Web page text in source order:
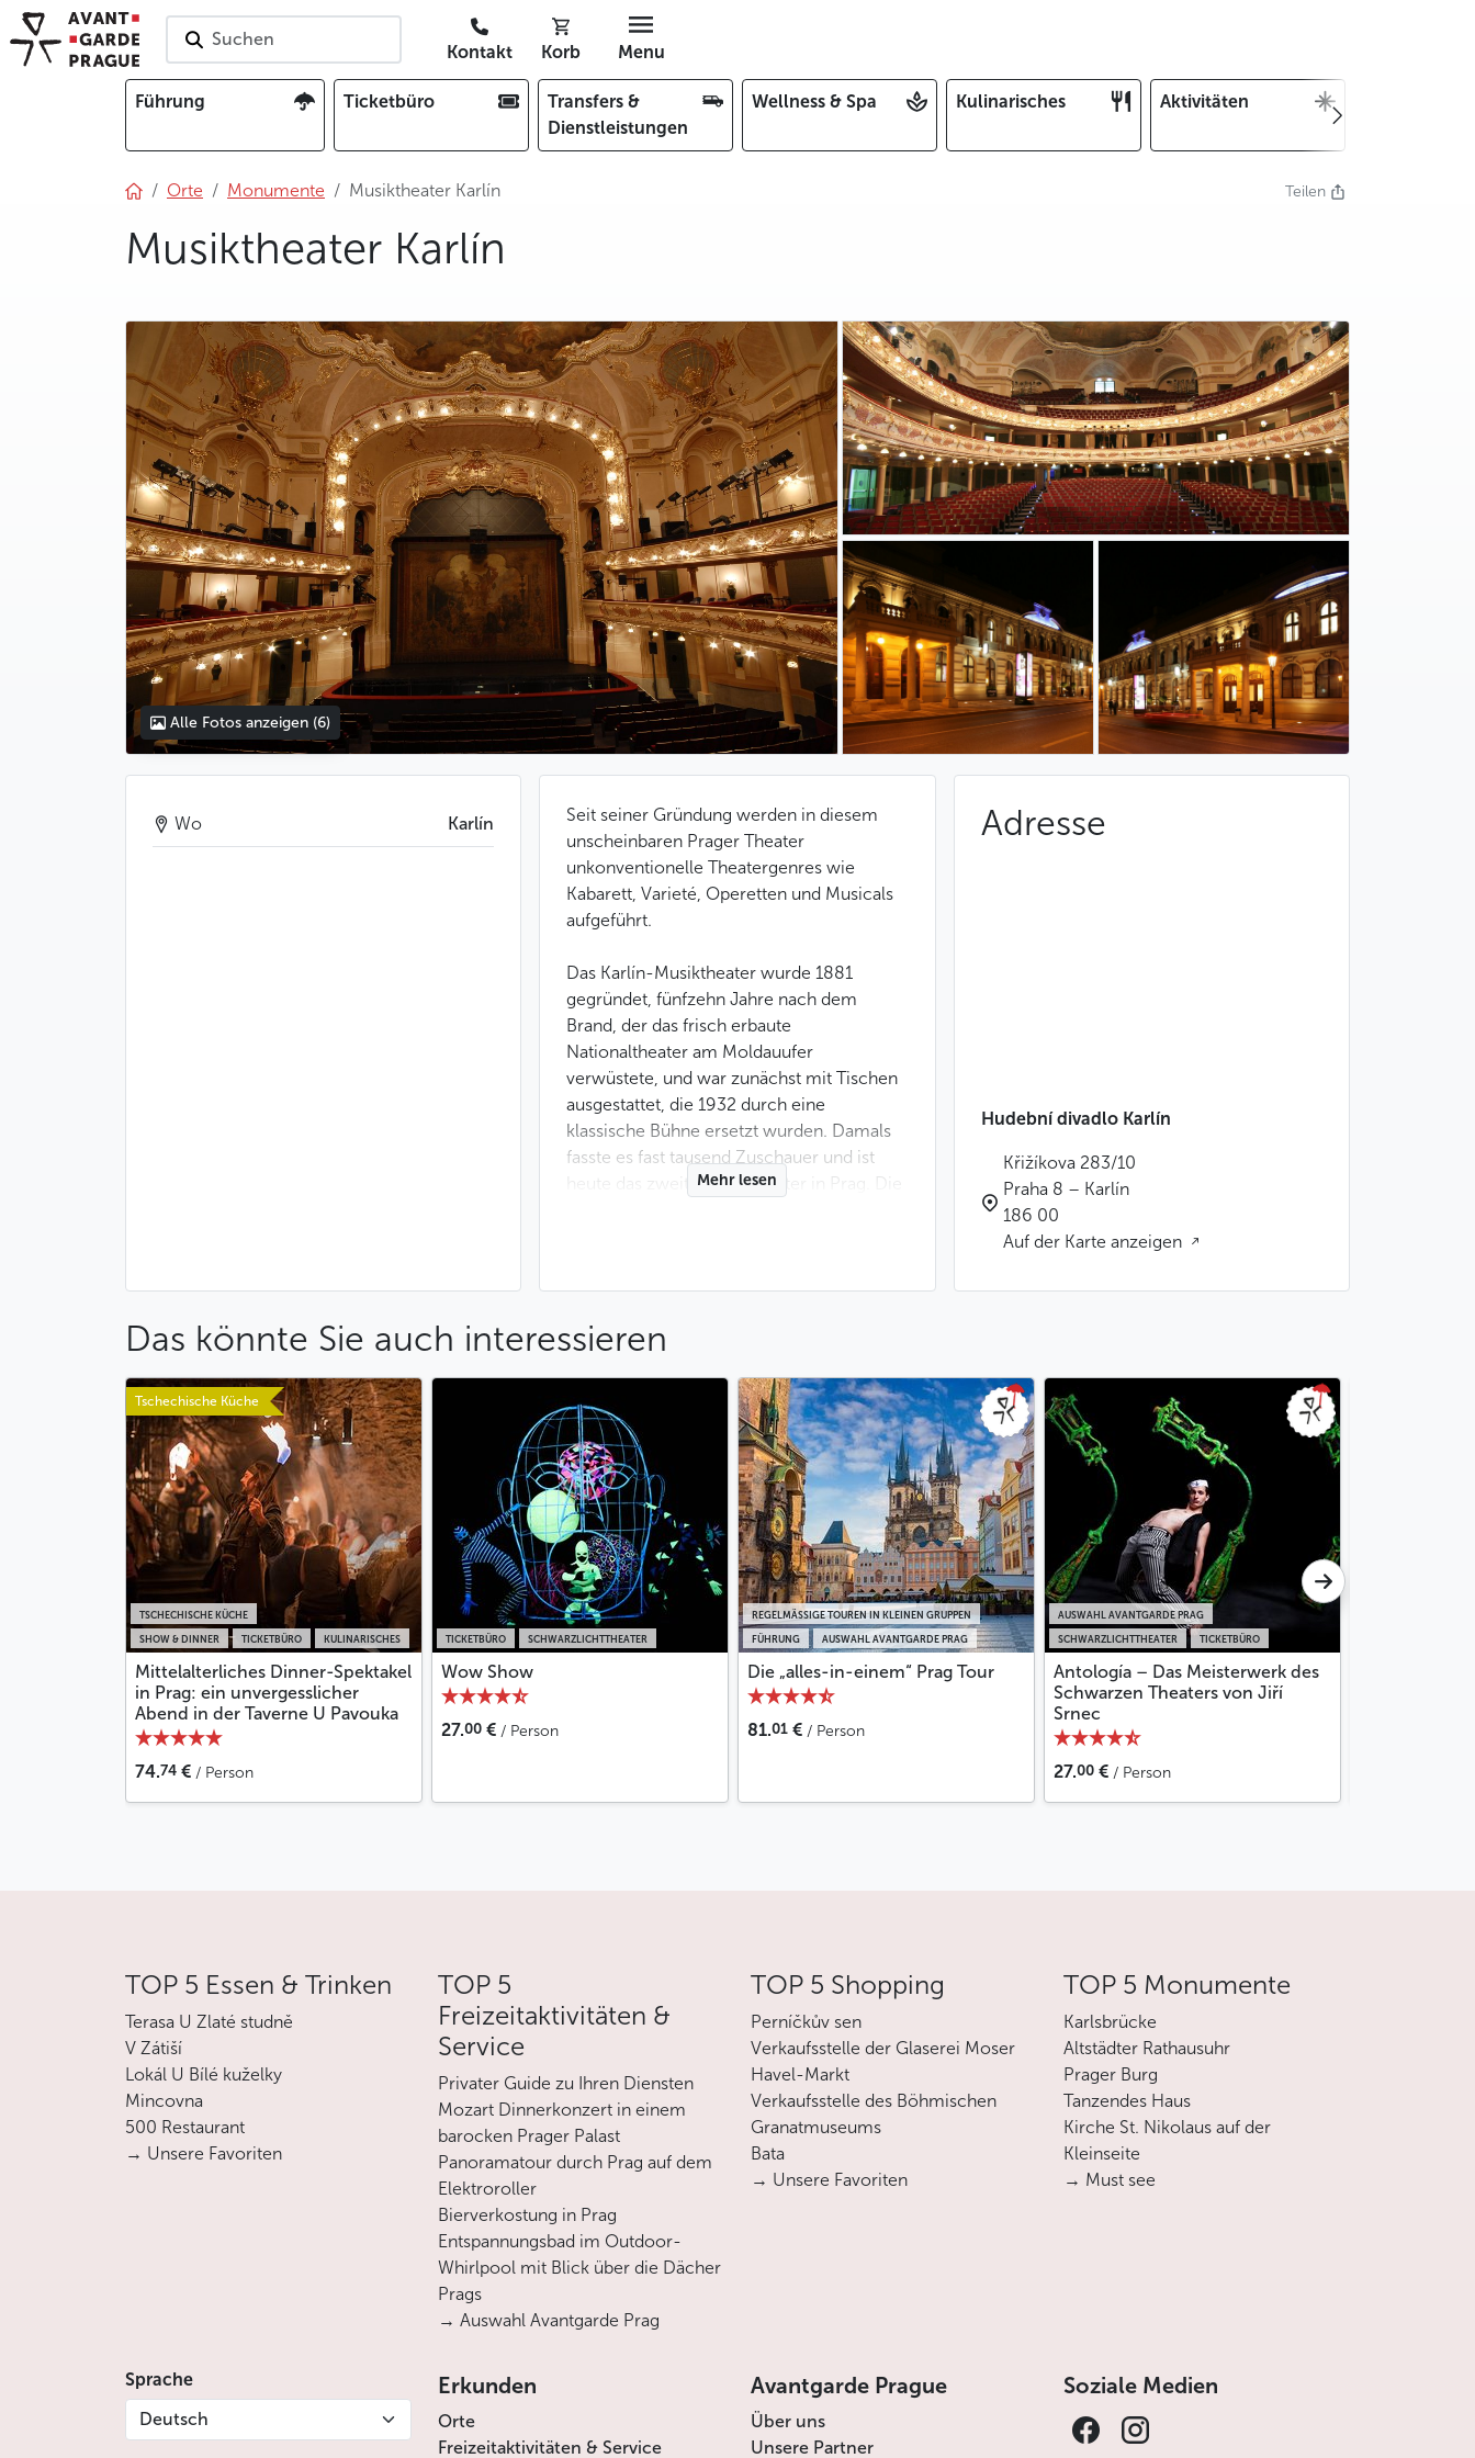
Suchen
Kontakt Korb Menu
Führung Ticketbüro
Transfers &
Dienstleistungen
Wellness & Spa Kulinarisches Aktivitäten
Orte Monumente Musiktheater Karlín Teilen
Musiktheater Karlín
photo 5
photo 6
Alle Fotos anzeigen (6)
Seit seiner Gründung werden in diesem
unscheinbaren Prager Theater
unkonventionelle Theatergenres wie
Kabarett, Varieté, Operetten und Musicals
aufgeführt.
Das Karlín-Musiktheater wurde 1881
gegründet, fünfzehn Jahre nach dem
Brand, der das frisch erbaute
Nationaltheater am Moldauufer
verwüstete, und war zunächst mit Tischen
ausgestattet, die 1932 durch eine
klassische Bühne ersetzt wurden. Damals
fasste es fast tausend Zuschauer und ist
heute das zweitgrößte Theater in Prag. Die
1945 in das Gebäude ein. Sie produzierte
schnell die Gunst des Publikums erlangten
und auch kommerziell ein großer Erfolg
waren. Das Theater beherbergte auch eine
große Anzahl von Truppen, Ensembles,
Zirkuskünstlern und Nummern aller Art.
Der Musiker, Komponist, Schauspieler und
Regisseur Karel Hašler ist sicherlich die
Persönlichkeit, die das Theater am meisten
geprägt hat.
Mehr lesen
Weniger
Wo Karlín Adresse
Hudební divadlo Karlín
Křižíkova 283/10
Praha 8 – Karlín
186 00
Auf der Karte anzeigen
Das könnte Sie auch interessieren
Tschechische Küche
SHOW & DINNER TICKETBÜRO KULINARISCHES
TSCHECHISCHE KÜCHE
Mittelalterliches Dinner-Spektakel
in Prag: ein unvergesslicher
Abend in der Taverne U Pavouka
74.74 € / Person
TICKETBÜRO SCHWARZLICHTTHEATER
Wow Show
27.00 € / Person
FÜHRUNG AUSWAHL AVANTGARDE PRAG
REGELMÄSSIGE TOUREN IN KLEINEN GRUPPEN
Die „alles-in-einem“ Prag Tour
81.01 € / Person
SCHWARZLICHTTHEATER TICKETBÜRO
AUSWAHL AVANTGARDE PRAG
Antología – Das Meisterwerk des
Schwarzen Theaters von Jiří
Srnec
27.00 € / Person
TOP 5 Essen & Trinken
Terasa U Zlaté studně
V Zátiší
Lokál U Bílé kuželky
Mincovna
500 Restaurant
→ Unsere Favoriten
TOP 5
Freizeitaktivitäten &
Service
Privater Guide zu Ihren Diensten
Mozart Dinnerkonzert in einem
barocken Prager Palast
Panoramatour durch Prag auf dem
Elektroroller
Bierverkostung in Prag
Entspannungsbad im Outdoor-
Whirlpool mit Blick über die Dächer
Prags
→ Auswahl Avantgarde Prag
TOP 5 Shopping
Perníčkův sen
Verkaufsstelle der Glaserei Moser
Havel-Markt
Verkaufsstelle des Böhmischen
Granatmuseums
Bata
→ Unsere Favoriten
TOP 5 Monumente
Karlsbrücke
Altstädter Rathausuhr
Prager Burg
Tanzendes Haus
Kirche St. Nikolaus auf der
Kleinseite
→ Must see
Sprache
Deutsch
Erkunden
Orte
Freizeitaktivitäten & Service
Avantgarde Prague
Über uns
Unsere Partner
Soziale Medien